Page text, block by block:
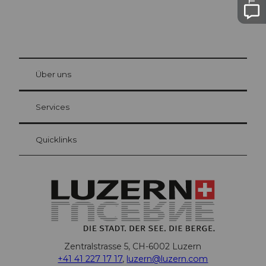
Gästekarte Luzern
Ihre Vorteile als Übernachtungsgast
at Bre
Über uns
Services
Quicklinks
Zentralstrasse 5, CH-6002 Luzern
+41 41 227 17 17, luzern@luzern.com